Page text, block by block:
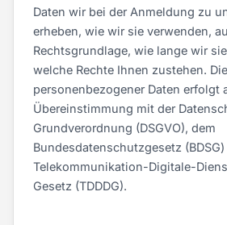
Daten wir bei der Anmeldung zu
erheben, wie wir sie verwenden,
Rechtsgrundlage, wie lange wir
welche Rechte Ihnen zustehen.
personenbezogener Daten erfolgt
Übereinstimmung mit der
Grundverordnung (DSGVO), dem
Bundesdatenschutzgesetz
Telekommunikation-Digitale-
Gesetz (TDDDG).